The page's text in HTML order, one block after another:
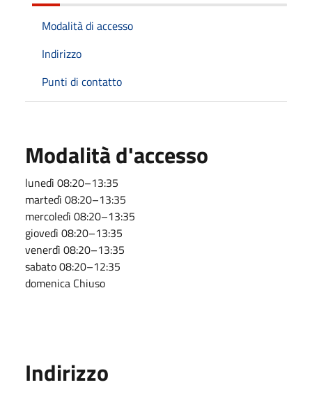
Modalità di accesso
Indirizzo
Punti di contatto
Modalità d'accesso
lunedì 08:20–13:35
martedì 08:20–13:35
mercoledì 08:20–13:35
giovedì 08:20–13:35
venerdì 08:20–13:35
sabato 08:20–12:35
domenica Chiuso
Indirizzo